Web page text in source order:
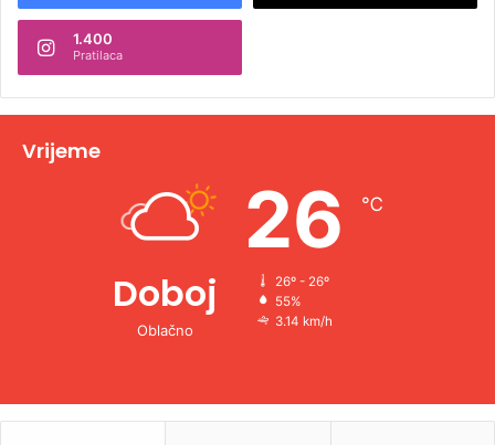
n
t
v
1.400
Pratilaca
Vrijeme
Doboj
Oblačno
26 ℃
26º - 26º
55%
3.14 km/h